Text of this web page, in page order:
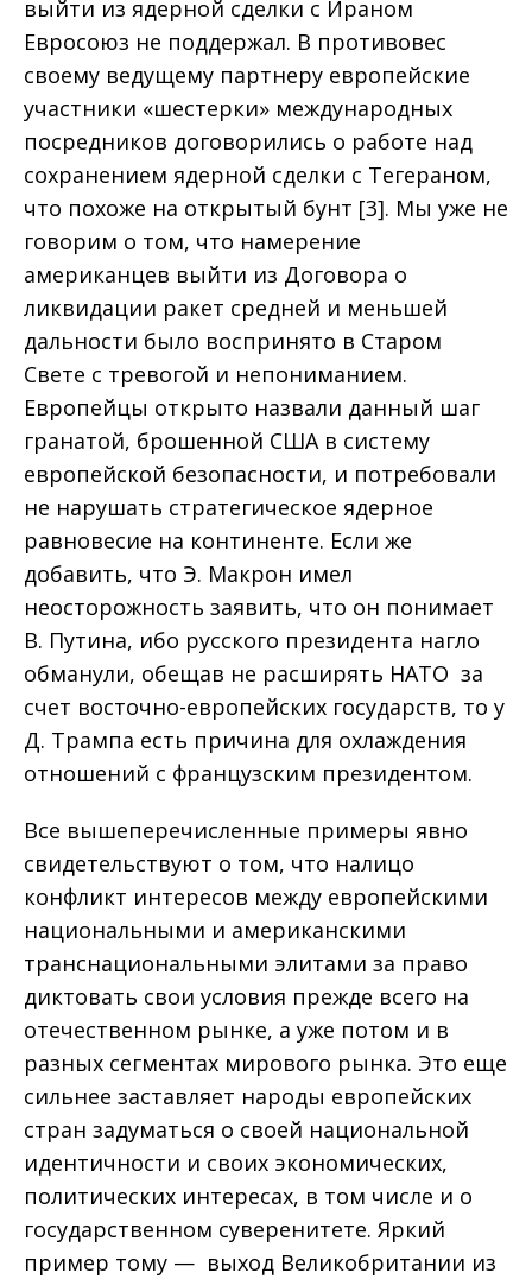
выйти из ядерной сделки с Ираном
Евросоюз не поддержал. В противовес
своему ведущему партнеру европейские
участники «шестерки» международных
посредников договорились о работе над
сохранением ядерной сделки с Тегераном,
что похоже на открытый бунт [3]. Мы уже не
говорим о том, что намерение
американцев выйти из Договора о
ликвидации ракет средней и меньшей
дальности было воспринято в Старом
Свете с тревогой и непониманием.
Европейцы открыто назвали данный шаг
гранатой, брошенной США в систему
европейской безопасности, и потребовали
не нарушать стратегическое ядерное
равновесие на континенте. Если же
добавить, что Э. Макрон имел
неосторожность заявить, что он понимает
В. Путина, ибо русского президента нагло
обманули, обещав не расширять НАТО за
счет восточно-европейских государств, то у
Д. Трампа есть причина для охлаждения
отношений с французским президентом.
Все вышеперечисленные примеры явно
свидетельствуют о том, что налицо
конфликт интересов между европейскими
национальными и американскими
транснациональными элитами за право
диктовать свои условия прежде всего на
отечественном рынке, а уже потом и в
разных сегментах мирового рынка. Это еще
сильнее заставляет народы европейских
стран задуматься о своей национальной
идентичности и своих экономических,
политических интересах, в том числе и о
государственном суверенитете. Яркий
пример тому — выход Великобритании из